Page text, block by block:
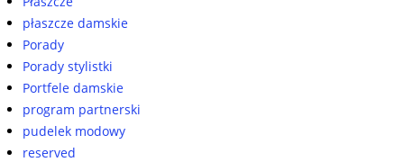
płaszcze damskie
Porady
Porady stylistki
Portfele damskie
program partnerski
pudelek modowy
reserved